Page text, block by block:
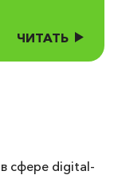
ЧИТАТЬ
сфере digital-